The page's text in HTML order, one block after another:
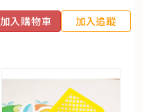
加入購物車 加入追蹤